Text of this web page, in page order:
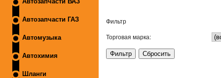
Автозапчасти ГАЗ
Автомузыка
Автохимия
Шланги
Фильтр
Торговая марка: